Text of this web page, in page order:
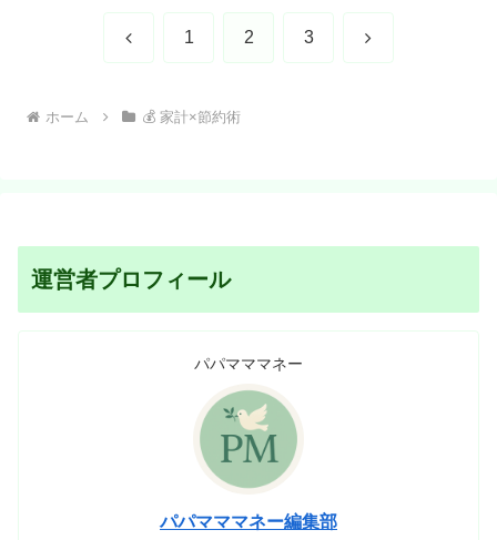
前 1 2 3 次
ホーム 💰 家計×節約術
運営者プロフィール
パパマママネー
パパマママネー編集部